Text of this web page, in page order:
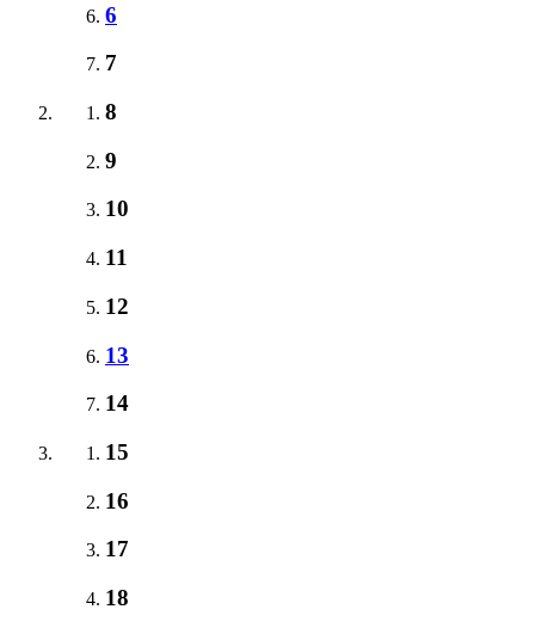
6
7
8
9
10
11
12
13
14
15
16
17
18